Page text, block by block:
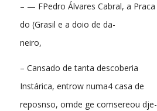
– — FPedro Álvares Cabral, a Praca
do (Grasil e a doio de da-
neiro,
– Cansado de tanta descoberia
Instárica, entrow numa4 casa de
reposnso, omde ge comsereou dje-